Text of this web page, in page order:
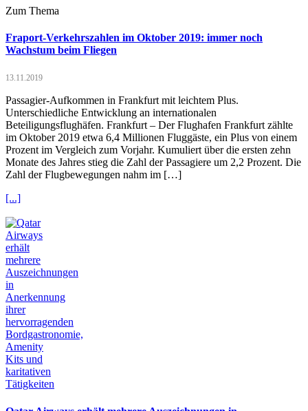
Zum Thema
Fraport-Verkehrszahlen im Oktober 2019: immer noch
Wachstum beim Fliegen
13.11.2019
Passagier-Aufkommen in Frankfurt mit leichtem Plus.
Unterschiedliche Entwicklung an internationalen
Beteiligungsflughäfen. Frankfurt – Der Flughafen Frankfurt zählte
im Oktober 2019 etwa 6,4 Millionen Fluggäste, ein Plus von einem
Prozent im Vergleich zum Vorjahr. Kumuliert über die ersten zehn
Monate des Jahres stieg die Zahl der Passagiere um 2,2 Prozent. Die
Zahl der Flugbewegungen nahm im […]
[...]